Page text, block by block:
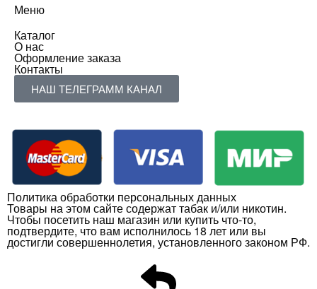
Меню
Каталог
О нас
Оформление заказа
Контакты
НАШ ТЕЛЕГРАММ КАНАЛ
Политика обработки персональных данных
Товары на этом сайте содержат табак и/или никотин.
Чтобы посетить наш магазин или купить что-то,
подтвердите, что вам исполнилось 18 лет или вы
достигли совершеннолетия, установленного законом РФ.